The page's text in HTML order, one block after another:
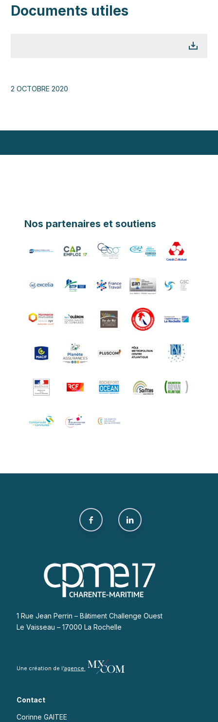
Documents utiles
2 OCTOBRE 2020
Nos partenaires et soutiens
1 Rue Jean Perrin – Bâtiment Challenge Ouest
Le Vaisseau – 17000 La Rochelle
Une création de l’agence
Contact
Corinne GAITEE